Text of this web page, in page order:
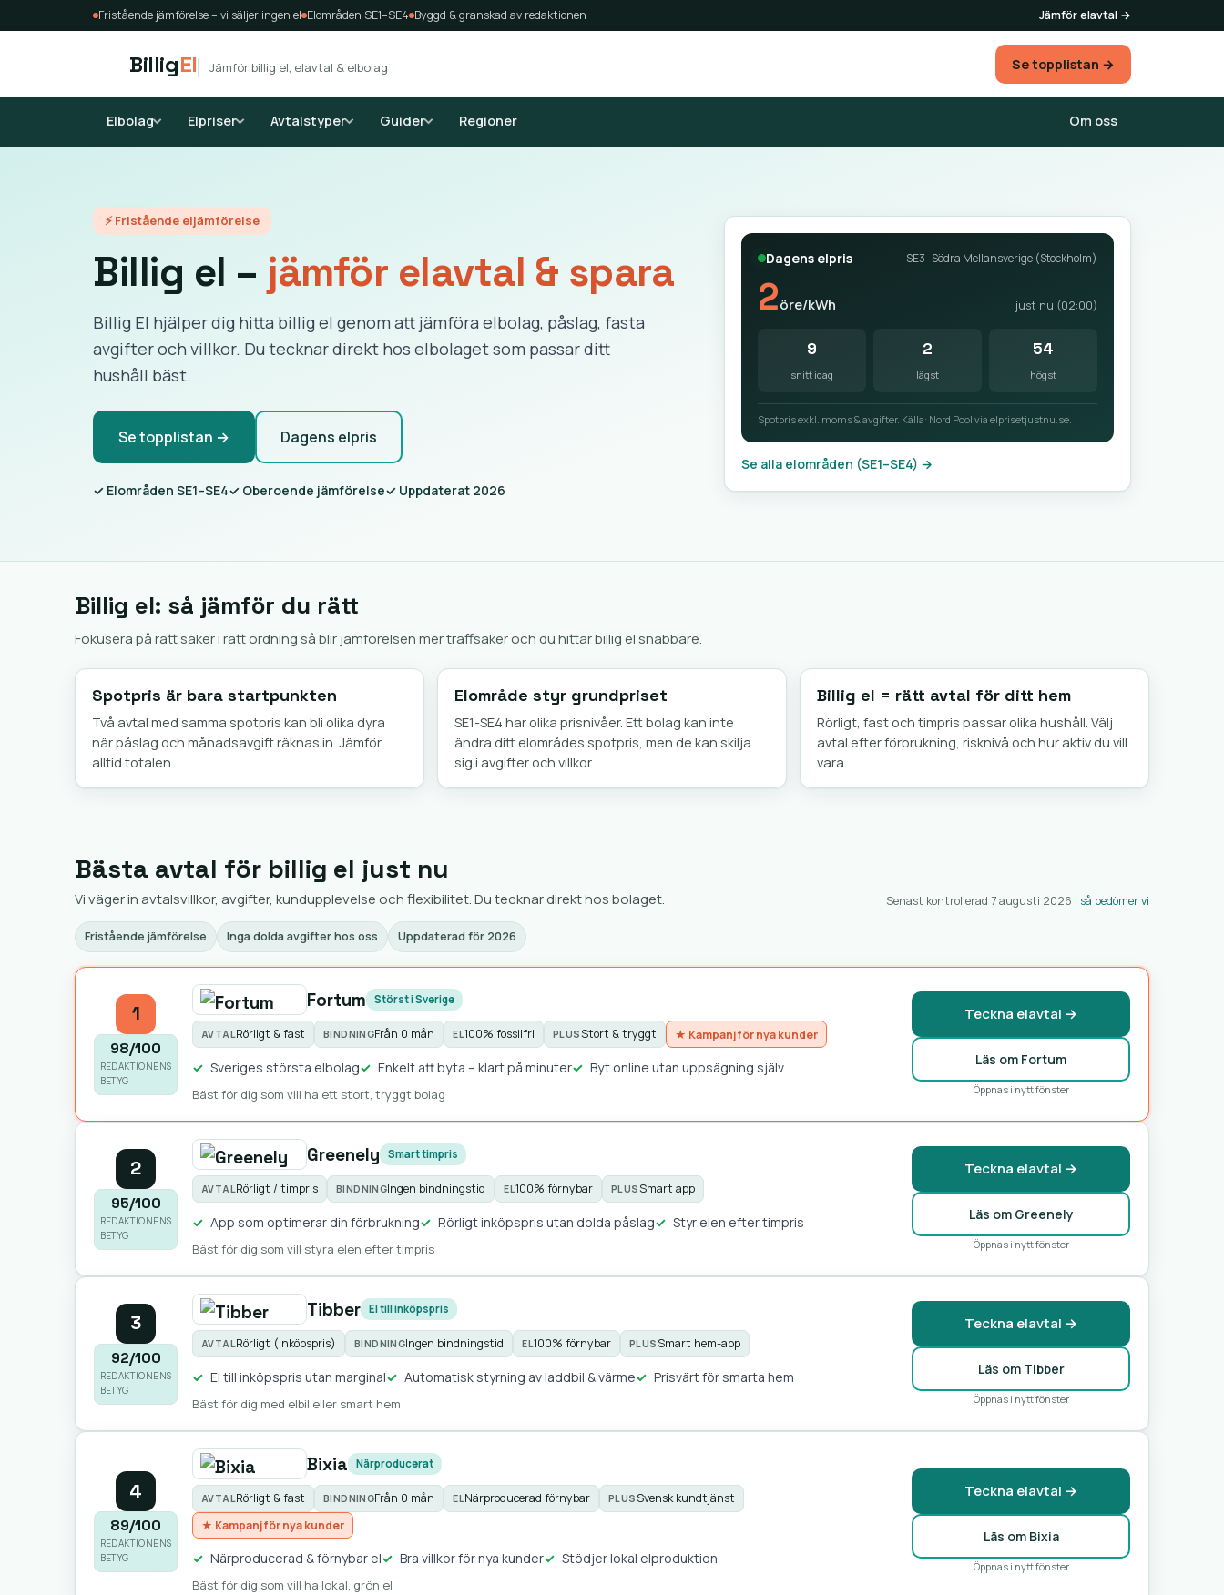
Fristående jämförelse – vi säljer ingen el Elområden SE1–SE4 Byggd & granskad av redaktionen Jämför elavtal →
BilligEl Jämför billig el, elavtal & elbolag Se topplistan →
Elbolag Elpriser Avtalstyper Guider Regioner Om oss
⚡ Fristående eljämförelse
Billig el – jämför elavtal & spara
Billig El hjälper dig hitta billig el genom att jämföra elbolag, påslag, fasta
avgifter och villkor. Du tecknar direkt hos elbolaget som passar ditt
hushåll bäst.
Se topplistan → Dagens elpris
✓ Elområden SE1–SE4✓ Oberoende jämförelse✓ Uppdaterat 2026
Dagens elpris SE3 · Södra Mellansverige (Stockholm)
2öre/kWh just nu (02:00)
9
snitt idag
2
lägst
54
högst
Spotpris exkl. moms & avgifter. Källa: Nord Pool via elprisetjustnu.se.
Se alla elområden (SE1–SE4) →
Billig el: så jämför du rätt
Fokusera på rätt saker i rätt ordning så blir jämförelsen mer träffsäker och du hittar billig el snabbare.
Spotpris är bara startpunkten
Två avtal med samma spotpris kan bli olika dyra
när påslag och månadsavgift räknas in. Jämför
alltid totalen.
Elområde styr grundpriset
SE1-SE4 har olika prisnivåer. Ett bolag kan inte
ändra ditt elområdes spotpris, men de kan skilja
sig i avgifter och villkor.
Billig el = rätt avtal för ditt hem
Rörligt, fast och timpris passar olika hushåll. Välj
avtal efter förbrukning, risknivå och hur aktiv du vill
vara.
Bästa avtal för billig el just nu
Vi väger in avtalsvillkor, avgifter, kundupplevelse och flexibilitet. Du tecknar direkt hos bolaget. Senast kontrollerad 7 augusti 2026 · så bedömer vi
Fristående jämförelse Inga dolda avgifter hos oss Uppdaterad för 2026
1
98/100
REDAKTIONENS
BETYG
Fortum Störst i Sverige
AVTALRörligt & fast BINDNINGFrån 0 mån EL100% fossilfri PLUSStort & tryggt ★ Kampanj för nya kunder
Sveriges största elbolag Enkelt att byta – klart på minuter Byt online utan uppsägning själv
Bäst för dig som vill ha ett stort, tryggt bolag
Teckna elavtal →
Läs om Fortum
Öppnas i nytt fönster
2
95/100
REDAKTIONENS
BETYG
Greenely Smart timpris
AVTALRörligt / timpris BINDNINGIngen bindningstid EL100% förnybar PLUSSmart app
App som optimerar din förbrukning Rörligt inköpspris utan dolda påslag Styr elen efter timpris
Bäst för dig som vill styra elen efter timpris
Teckna elavtal →
Läs om Greenely
Öppnas i nytt fönster
3
92/100
REDAKTIONENS
BETYG
Tibber El till inköpspris
AVTALRörligt (inköpspris) BINDNINGIngen bindningstid EL100% förnybar PLUSSmart hem-app
El till inköpspris utan marginal Automatisk styrning av laddbil & värme Prisvärt för smarta hem
Bäst för dig med elbil eller smart hem
Teckna elavtal →
Läs om Tibber
Öppnas i nytt fönster
4
89/100
REDAKTIONENS
BETYG
Bixia Närproducerat
AVTALRörligt & fast BINDNINGFrån 0 mån ELNärproducerad förnybar PLUSSvensk kundtjänst
★ Kampanj för nya kunder
Närproducerad & förnybar el Bra villkor för nya kunder Stödjer lokal elproduktion
Bäst för dig som vill ha lokal, grön el
Teckna elavtal →
Läs om Bixia
Öppnas i nytt fönster